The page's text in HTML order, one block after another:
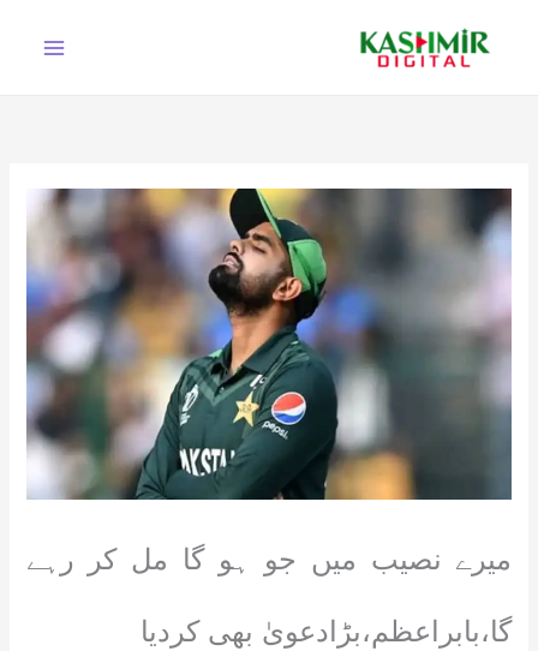
میرے نصیب میں جو ہو گا مل کر رہے
گا،بابراعظم،بڑادعویٰ بھی کردیا